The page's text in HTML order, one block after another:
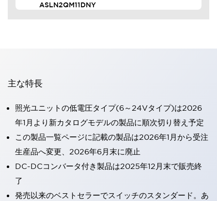
ASLN2QM11DNY
主な特長
照光ユニットの低電圧タイプ(6～24Vタイプ)は2026
年1月より新カタログモデルの製品に順次切り替え予定
この製品一覧ページに記載の製品は2026年1月から受注
生産品へ変更、2026年6月末に廃止
DC-DCコンバータ付き製品は2025年12月末で販売終
了
発売以来のベストセラーでスイッチのスタンダード。あ